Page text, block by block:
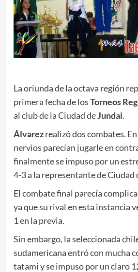
La oriunda de la octava región
primera fecha de losTorneos
al club de la Ciudad deJundai.
Álvarezrealizó dos combates.
nervios parecían jugarle en
finalmente se impuso por un
4-3 a la representante de Ciudad
El combate final parecía
ya que su rival en esta instancia
1 en la previa.
Sin embargo, la seleccionada
sudamericana entró con mucha
tatami y se impuso por un claro